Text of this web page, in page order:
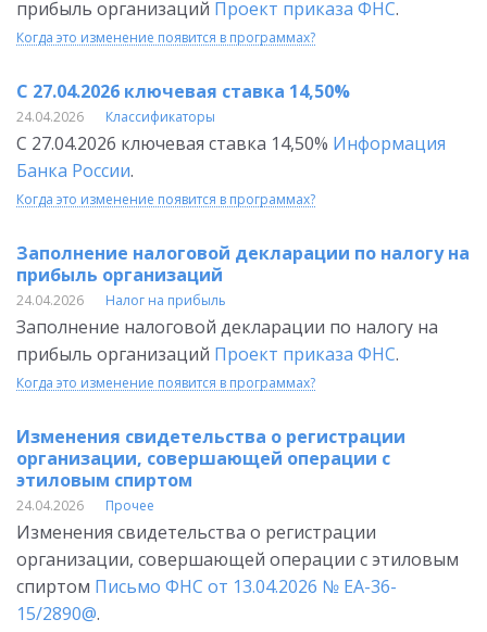
прибыль организаций Проект приказа ФНС.
Когда это изменение появится в программах?
С 27.04.2026 ключевая ставка 14,50%
24.04.2026 Классификаторы
С 27.04.2026 ключевая ставка 14,50% Информация
Банка России.
Когда это изменение появится в программах?
Заполнение налоговой декларации по налогу на
прибыль организаций
24.04.2026 Налог на прибыль
Заполнение налоговой декларации по налогу на
прибыль организаций Проект приказа ФНС.
Когда это изменение появится в программах?
Изменения свидетельства о регистрации
организации, совершающей операции с
этиловым спиртом
24.04.2026 Прочее
Изменения свидетельства о регистрации
организации, совершающей операции с этиловым
спиртом Письмо ФНС от 13.04.2026 № ЕА-36-
15/2890@.